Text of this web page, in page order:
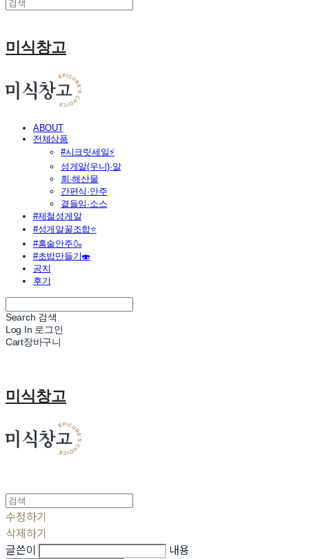
미식창고
ABOUT
전체상품
#시크릿세일⚡
성게알(우니)·알
회·해산물
간편식·안주
곁들임·소스
#제철성게알
#성게알꿀조합⭐
#홈술안주🍶
#초밥만들기🍣
공지
후기
Search 검색
Log In 로그인
Cart장바구니
미식창고
수정하기
삭제하기
글쓴이
내용